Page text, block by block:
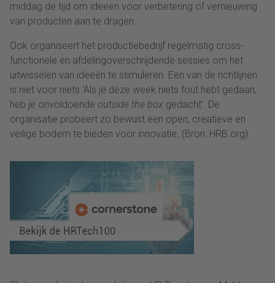
middag de tijd om ideeën voor verbetering of vernieuwing
van producten aan te dragen.
Ook organiseert het productiebedrijf regelmatig cross-
functionele en afdelingoverschrijdende sessies om het
uitwisselen van ideeën te stimuleren. Een van de richtlijnen
is niet voor niets ‘Als je deze week niets fout hebt gedaan,
heb je onvoldoende outside the box gedacht’. De
organisatie probeert zo bewust een open, creatieve en
veilige bodem te bieden voor innovatie. (Bron: HRB.org)